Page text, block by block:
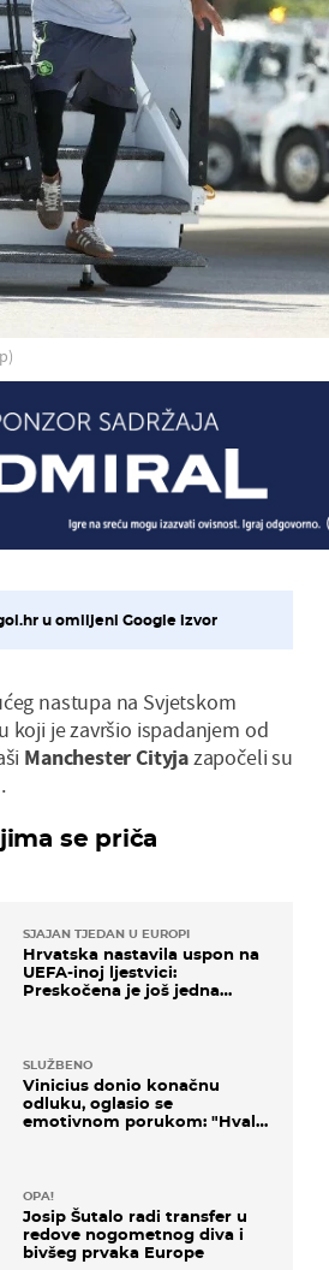
u omiljeni Google izvor
nastupa na Svjetskom
koji je završio ispadanjem od
Manchester Cityjazapočeli su
se priča
SJAJAN TJEDAN U EUROPI
Hrvatska nastavila uspon na
UEFA-inoj ljestvici:
Preskočena je još jedna
SLUŽBENO
Vinicius donio konačnu
odluku, oglasio se
emotivnom porukom: "Hvala
OPA!
Josip Šutalo radi transfer u
redove nogometnog diva i
bivšeg prvaka Europe